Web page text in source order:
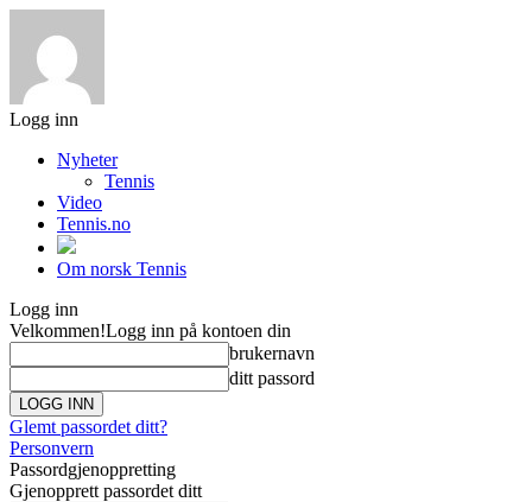
Logg inn
Nyheter
Tennis
Video
Tennis.no
Om norsk Tennis
Logg inn
Velkommen!Logg inn på kontoen din
brukernavn
ditt passord
Glemt passordet ditt?
Personvern
Passordgjenoppretting
Gjenopprett passordet ditt